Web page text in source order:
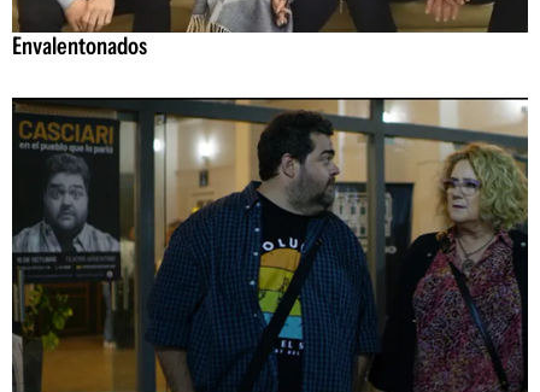
Envalentonados